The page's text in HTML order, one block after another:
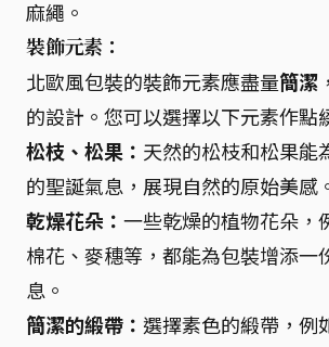
麻繩。
裝飾元素：
北歐風包裝的裝飾元素應盡量簡潔
的設計。您可以選擇以下元素作點
松枝、松果： 天然的松枝和松果能
的聖誕氣息，展現自然的原始美感
乾燥花朵： 一些乾燥的植物花朵，
棉花、麥穗等，都能為包裝增添一
息。
簡潔的緞帶： 選擇素色的緞帶，例